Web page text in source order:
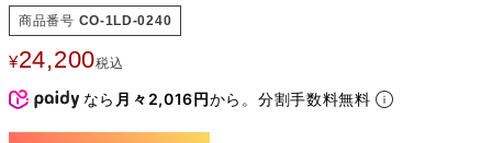
商品番号 CO-1LD-0240
¥24,200税込
なら 月々2,016円から。分割手数料無料